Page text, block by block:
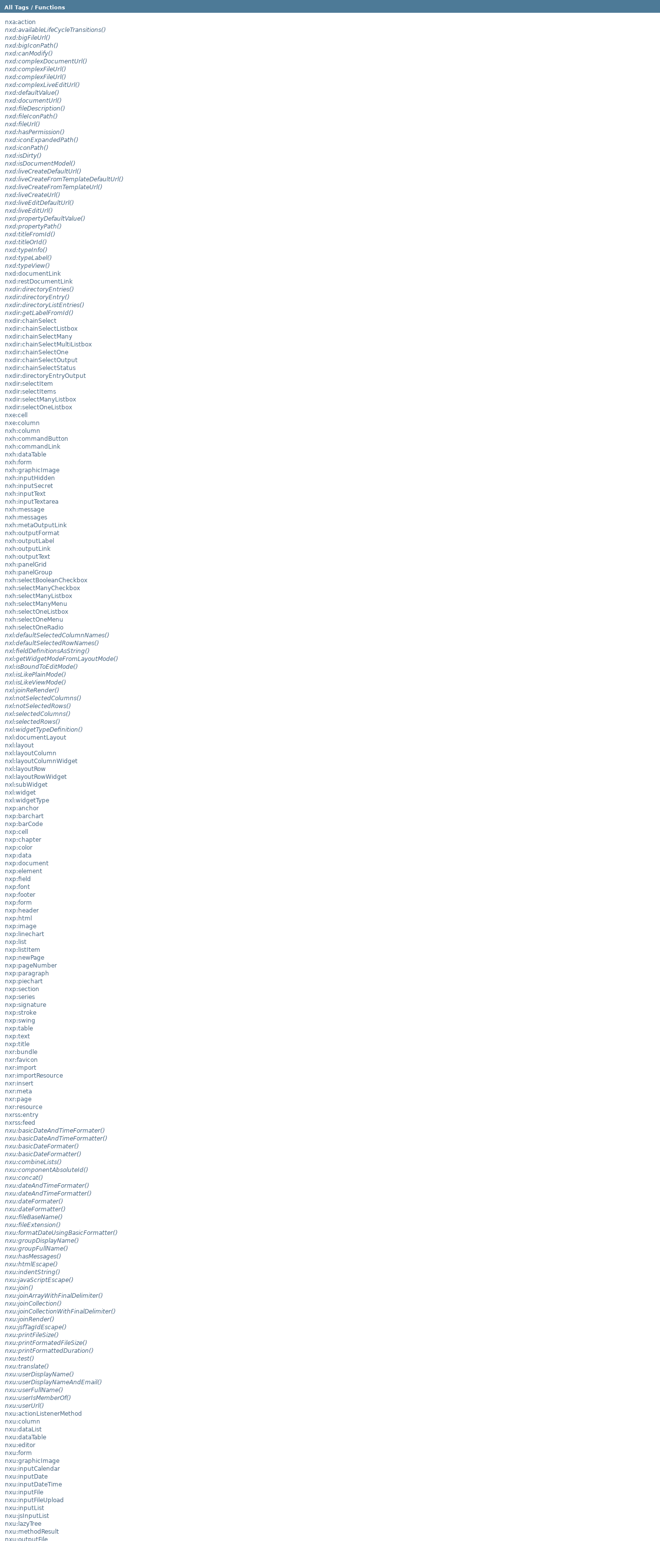
All Tags / Functions
nxa:action
nxd:availableLifeCycleTransitions()
nxd:bigFileUrl()
nxd:bigIconPath()
nxd:canModify()
nxd:complexDocumentUrl()
nxd:complexFileUrl()
nxd:complexFileUrl()
nxd:complexLiveEditUrl()
nxd:defaultValue()
nxd:documentUrl()
nxd:fileDescription()
nxd:fileIconPath()
nxd:fileUrl()
nxd:hasPermission()
nxd:iconExpandedPath()
nxd:iconPath()
nxd:isDirty()
nxd:isDocumentModel()
nxd:liveCreateDefaultUrl()
nxd:liveCreateFromTemplateDefaultUrl()
nxd:liveCreateFromTemplateUrl()
nxd:liveCreateUrl()
nxd:liveEditDefaultUrl()
nxd:liveEditUrl()
nxd:propertyDefaultValue()
nxd:propertyPath()
nxd:titleFromId()
nxd:titleOrId()
nxd:typeInfo()
nxd:typeLabel()
nxd:typeView()
nxd:documentLink
nxd:restDocumentLink
nxdir:directoryEntries()
nxdir:directoryEntry()
nxdir:directoryListEntries()
nxdir:getLabelFromId()
nxdir:chainSelect
nxdir:chainSelectListbox
nxdir:chainSelectMany
nxdir:chainSelectMultiListbox
nxdir:chainSelectOne
nxdir:chainSelectOutput
nxdir:chainSelectStatus
nxdir:directoryEntryOutput
nxdir:selectItem
nxdir:selectItems
nxdir:selectManyListbox
nxdir:selectOneListbox
nxe:cell
nxe:column
nxh:column
nxh:commandButton
nxh:commandLink
nxh:dataTable
nxh:form
nxh:graphicImage
nxh:inputHidden
nxh:inputSecret
nxh:inputText
nxh:inputTextarea
nxh:message
nxh:messages
nxh:metaOutputLink
nxh:outputFormat
nxh:outputLabel
nxh:outputLink
nxh:outputText
nxh:panelGrid
nxh:panelGroup
nxh:selectBooleanCheckbox
nxh:selectManyCheckbox
nxh:selectManyListbox
nxh:selectManyMenu
nxh:selectOneListbox
nxh:selectOneMenu
nxh:selectOneRadio
nxl:defaultSelectedColumnNames()
nxl:defaultSelectedRowNames()
nxl:fieldDefinitionsAsString()
nxl:getWidgetModeFromLayoutMode()
nxl:isBoundToEditMode()
nxl:isLikePlainMode()
nxl:isLikeViewMode()
nxl:joinReRender()
nxl:notSelectedColumns()
nxl:notSelectedRows()
nxl:selectedColumns()
nxl:selectedRows()
nxl:widgetTypeDefinition()
nxl:documentLayout
nxl:layout
nxl:layoutColumn
nxl:layoutColumnWidget
nxl:layoutRow
nxl:layoutRowWidget
nxl:subWidget
nxl:widget
nxl:widgetType
nxp:anchor
nxp:barchart
nxp:barCode
nxp:cell
nxp:chapter
nxp:color
nxp:data
nxp:document
nxp:element
nxp:field
nxp:font
nxp:footer
nxp:form
nxp:header
nxp:html
nxp:image
nxp:linechart
nxp:list
nxp:listItem
nxp:newPage
nxp:pageNumber
nxp:paragraph
nxp:piechart
nxp:section
nxp:series
nxp:signature
nxp:stroke
nxp:swing
nxp:table
nxp:text
nxp:title
nxr:bundle
nxr:favicon
nxr:import
nxr:importResource
nxr:insert
nxr:meta
nxr:page
nxr:resource
nxrss:entry
nxrss:feed
nxu:basicDateAndTimeFormater()
nxu:basicDateAndTimeFormatter()
nxu:basicDateFormater()
nxu:basicDateFormatter()
nxu:combineLists()
nxu:componentAbsoluteId()
nxu:concat()
nxu:dateAndTimeFormater()
nxu:dateAndTimeFormatter()
nxu:dateFormater()
nxu:dateFormatter()
nxu:fileBaseName()
nxu:fileExtension()
nxu:formatDateUsingBasicFormatter()
nxu:groupDisplayName()
nxu:groupFullName()
nxu:hasMessages()
nxu:htmlEscape()
nxu:indentString()
nxu:javaScriptEscape()
nxu:join()
nxu:joinArrayWithFinalDelimiter()
nxu:joinCollection()
nxu:joinCollectionWithFinalDelimiter()
nxu:joinRender()
nxu:jsfTagIdEscape()
nxu:printFileSize()
nxu:printFormatedFileSize()
nxu:printFormattedDuration()
nxu:test()
nxu:translate()
nxu:userDisplayName()
nxu:userDisplayNameAndEmail()
nxu:userFullName()
nxu:userIsMemberOf()
nxu:userUrl()
nxu:actionListenerMethod
nxu:column
nxu:dataList
nxu:dataTable
nxu:editor
nxu:form
nxu:graphicImage
nxu:inputCalendar
nxu:inputDate
nxu:inputDateTime
nxu:inputFile
nxu:inputFileUpload
nxu:inputList
nxu:jsInputList
nxu:lazyTree
nxu:methodResult
nxu:outputFile